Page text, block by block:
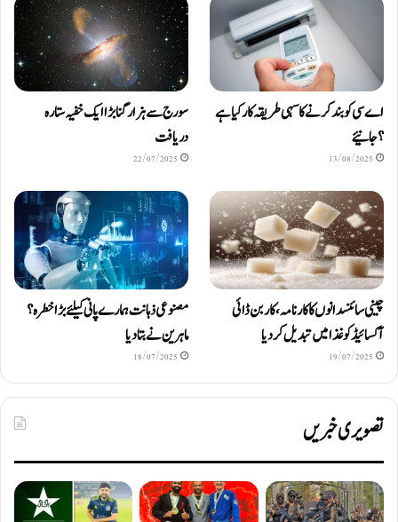
اے سی کو بند کرنے کا سہی طریقہ کار کیا ہے
؟ جانیئے
13/08/2025
سورج سے ہزار گنا بڑا ایک خفیہ ستارہ
دریافت
22/07/2025
چینی سائنسدانوں کا کارنامہ، کاربن ڈائی
آکسائیڈ کو غذا میں تبدیل کردیا
19/07/2025
مصنوعی ذہانت ہمارے پانی کیلئے بڑا خطرہ؟
ماہرین نے بتا دیا
18/07/2025
تصویری خبریں